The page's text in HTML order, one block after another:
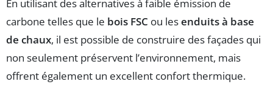
En utilisant des alternatives à faible émission de
carbone telles que le bois FSC ou lesenduits à base
de chaux, il est possible de construire des façades qui
non seulement préservent l’environnement, mais
offrent également un excellent confort thermique.